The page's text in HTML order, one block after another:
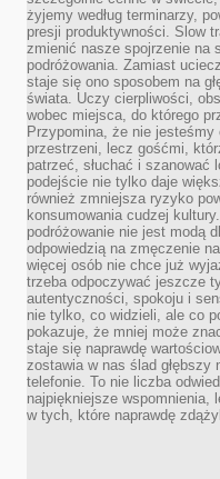
żyjemy według terminarzy,
presji produktywności. Slow
zmienić nasze spojrzenie na
podróżowania. Zamiast
staje się ono sposobem na
świata. Uczy cierpliwości,
wobec miejsca, do którego
Przypomina, że nie jesteśmy
przestrzeni, lecz gośćmi,
patrzeć, słuchać i szanować
podejście nie tylko daje
również zmniejsza ryzyko
konsumowania cudzej
podróżowanie nie jest modą
odpowiedzią na zmęczenie
więcej osób nie chce już
trzeba odpoczywać jeszcze
autentyczności, spokoju i
nie tylko, co widzieli, ale co
pokazuje, że mniej może
staje się naprawdę
zostawia w nas ślad głębszy
telefonie. To nie liczba
najpiękniejsze wspomnienia,
w tych, które naprawdę